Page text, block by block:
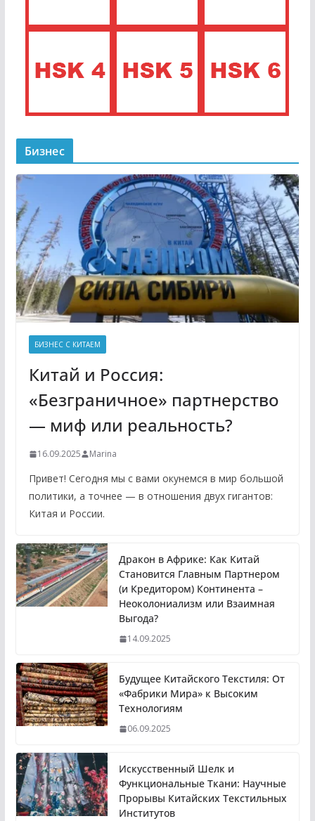
Бизнес
БИЗНЕС С КИТАЕМ
Китай и Россия:
«Безграничное» партнерство
— миф или реальность?
16.09.2025 Marina
Привет! Сегодня мы с вами окунемся в мир большой
политики, а точнее — в отношения двух гигантов:
Китая и России.
Дракон в Африке: Как Китай
Становится Главным Партнером
(и Кредитором) Континента –
Неоколониализм или Взаимная
Выгода?
14.09.2025
Будущее Китайского Текстиля: От
«Фабрики Мира» к Высоким
Технологиям
06.09.2025
Искусственный Шелк и
Функциональные Ткани: Научные
Прорывы Китайских Текстильных
Институтов